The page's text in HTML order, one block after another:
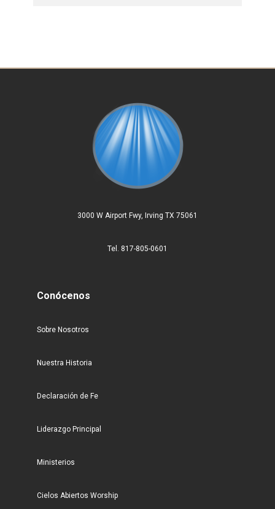
3000 W Airport Fwy, Irving TX 75061
Tel. 817-805-0601
Conócenos
Sobre Nosotros
Nuestra Historia
Declaración de Fe
Liderazgo Principal
Ministerios
Cielos Abiertos Worship